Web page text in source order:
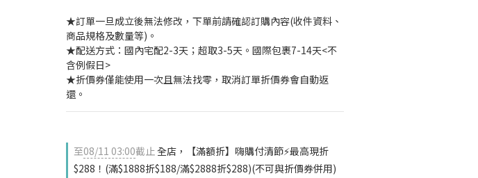
★訂單一旦成立後無法修改，下單前請確認訂購內容(收件資料、
商品規格及數量等)。
★配送方式：國內宅配2-3天；超取3-5天。國際包裹7-14天<不
含例假日>
★折價券僅能使用一次且無法找零，取消訂單折價券會自動返
還。
至08/11 03:00截止全店，【滿額折】嗨購付清節⚡最高現折
$288！(滿$1888折$188/滿$2888折$288)(不可與折價券併用)